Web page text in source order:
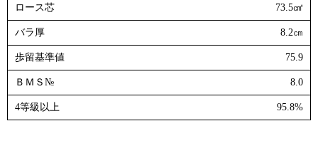
ロース芯
バラ厚
歩留基準値
ＢＭＳ№
4等級以上
73.5㎠
8.2㎝
75.9
8.0
95.8%